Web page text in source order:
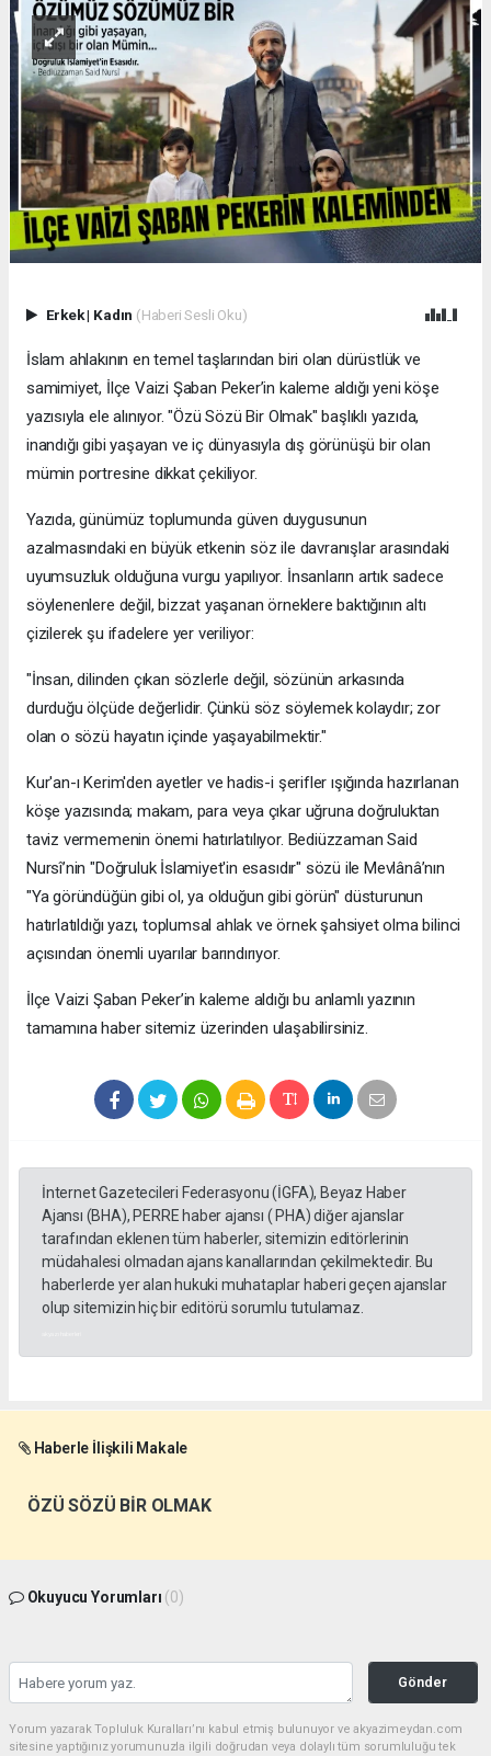
Erkek| Kadın (Haberi Sesli Oku)
İslam ahlakının en temel taşlarından biri olan dürüstlük ve
samimiyet, İlçe Vaizi Şaban Peker’in kaleme aldığı yeni köşe
yazısıyla ele alınıyor. "Özü Sözü Bir Olmak" başlıklı yazıda,
inandığı gibi yaşayan ve iç dünyasıyla dış görünüşü bir olan
mümin portresine dikkat çekiliyor.
​Yazıda, günümüz toplumunda güven duygusunun
azalmasındaki en büyük etkenin söz ile davranışlar arasındaki
uyumsuzluk olduğuna vurgu yapılıyor. İnsanların artık sadece
söylenenlere değil, bizzat yaşanan örneklere baktığının altı
çizilerek şu ifadelere yer veriliyor:
​"İnsan, dilinden çıkan sözlerle değil, sözünün arkasında
durduğu ölçüde değerlidir. Çünkü söz söylemek kolaydır; zor
olan o sözü hayatın içinde yaşayabilmektir."
​Kur'an-ı Kerim'den ayetler ve hadis-i şerifler ışığında hazırlanan
köşe yazısında; makam, para veya çıkar uğruna doğruluktan
taviz vermemenin önemi hatırlatılıyor. Bediüzzaman Said
Nursî’nin "Doğruluk İslamiyet'in esasıdır" sözü ile Mevlânâ’nın
"Ya göründüğün gibi ol, ya olduğun gibi görün" düsturunun
hatırlatıldığı yazı, toplumsal ahlak ve örnek şahsiyet olma bilinci
açısından önemli uyarılar barındırıyor.
​İlçe Vaizi Şaban Peker’in kaleme aldığı bu anlamlı yazının
tamamına haber sitemiz üzerinden ulaşabilirsiniz.
İnternet Gazetecileri Federasyonu (İGFA), Beyaz Haber
Ajansı (BHA), PERRE haber ajansı ( PHA) diğer ajanslar
tarafından eklenen tüm haberler, sitemizin editörlerinin
müdahalesi olmadan ajans kanallarından çekilmektedir. Bu
haberlerde yer alan hukuki muhataplar haberi geçen ajanslar
olup sitemizin hiç bir editörü sorumlu tutulamaz.
Haberle İlişkili Makale
ÖZÜ SÖZÜ BİR OLMAK
Okuyucu Yorumları (0)
Gönder
Yorum yazarak Topluluk Kuralları’nı kabul etmiş bulunuyor ve akyazimeydan.com
sitesine yaptığınız yorumunuzla ilgili doğrudan veya dolaylı tüm sorumluluğu tek